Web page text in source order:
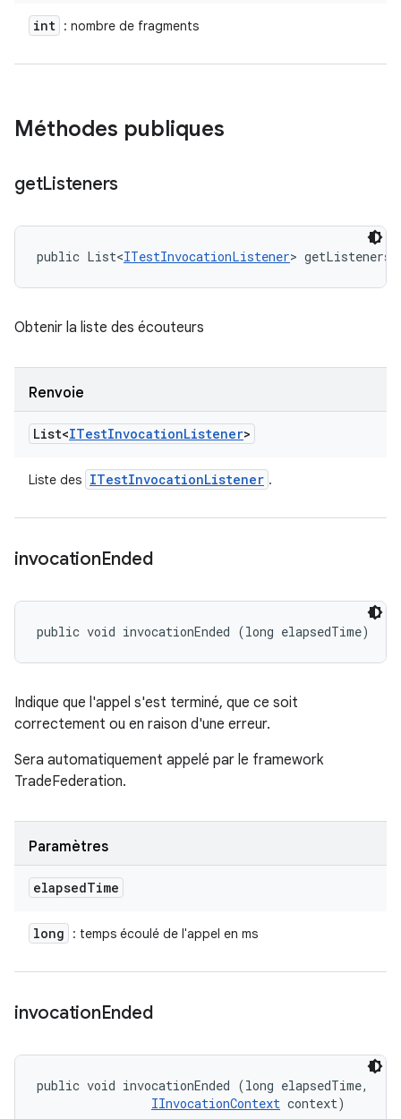
int : nombre de fragments
Méthodes publiques
getListeners
public List<ITestInvocationListener>
Obtenir la liste des écouteurs
Renvoie
List<ITestInvocationListener>
Liste des ITestInvocationListener .
invocationEnded
public void invocationEnded (long elapsedTime)
Indique que l'appel s'est terminé, que ce soit
correctement ou en raison d'une erreur.
Sera automatiquement appelé par le framework
TradeFederation.
Paramètres
elapsedTime
long : temps écoulé de l'appel en ms
invocationEnded
public void invocationEnded (long elapsedTime,
IInvocationContext context)